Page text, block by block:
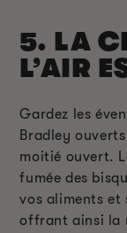
5. LA
L’AIR
Gardez les
Bradley
moitié ouvert.
fumée des
vos aliments et
offrant ainsi la